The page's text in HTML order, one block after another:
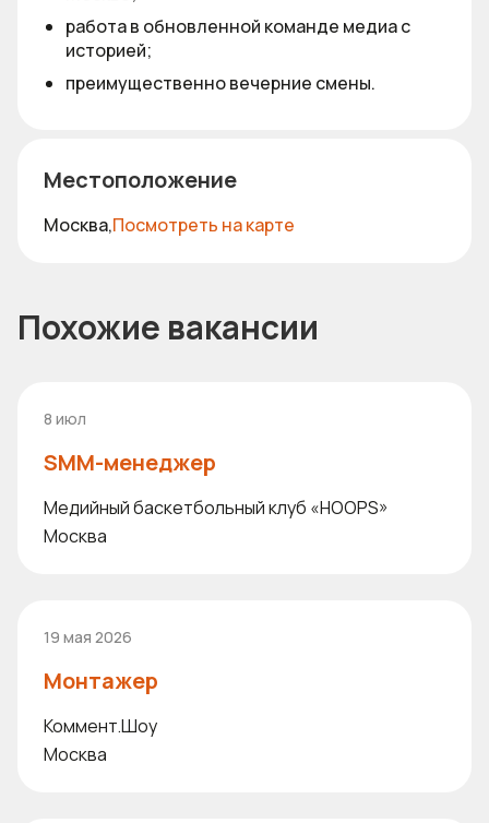
работа в обновленной команде медиа с
историей;
преимущественно вечерние смены.
Местоположение
Москва,Посмотреть на карте
Похожие вакансии
8 июл
SMM-менеджер
Медийный баскетбольный клуб «HOOPS»
Москва
19 мая 2026
Монтажер
Коммент.Шоу
Москва